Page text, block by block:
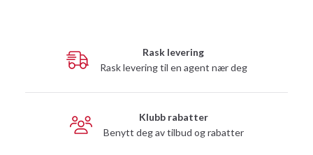
Rask levering
Rask levering til en agent nær deg
Klubb rabatter
Benytt deg av tilbud og rabatter